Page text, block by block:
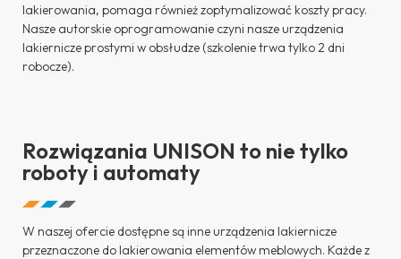
lakierowania, pomaga również zoptymalizować koszty pracy.
Nasze autorskie oprogramowanie czyni nasze urządzenia
lakiernicze prostymi w obsłudze (szkolenie trwa tylko 2 dni
robocze).
Rozwiązania UNISON​ to nie tylko
roboty i automaty
W naszej ofercie dostępne są inne urządzenia lakiernicze
przeznaczone do lakierowania elementów meblowych. Każde z